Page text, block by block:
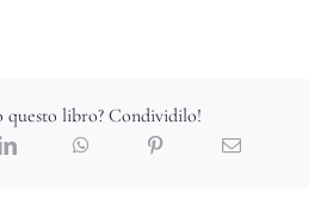
questo libro? Condividilo!